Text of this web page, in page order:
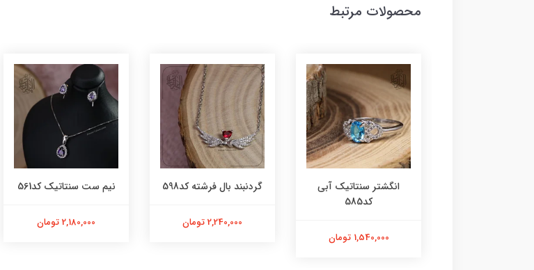
محصولات مرتبط
انگشتر سنتاتیک آبی
کد585
1,540,000 تومان
گردنبند بال فرشته کد598
2,240,000 تومان
نیم ست سنتاتیک کد561
2,180,000 تومان